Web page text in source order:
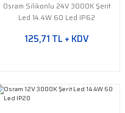
Osram Silikonlu 24V 3000K Şerit
Led 14.4W 60 Led IP62
125,71 TL + KDV